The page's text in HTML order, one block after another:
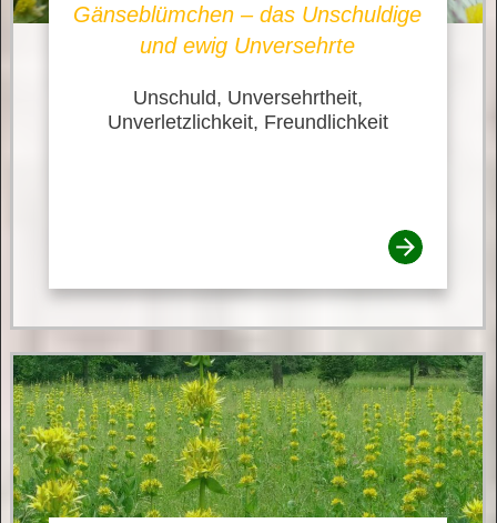
Gänseblümchen – das Unschuldige
und ewig Unversehrte
Unschuld, Unversehrtheit,
Unverletzlichkeit, Freundlichkeit